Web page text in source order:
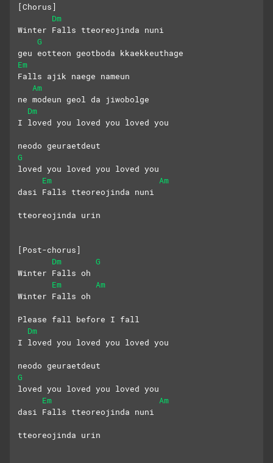
[Chorus]
Dm
Winter Falls tteoreojinda nuni
G
geu eotteon geotboda kkaekkeuthage
Em
Falls ajik naege nameun
Am
ne modeun geol da jiwobolge
Dm
I loved you loved you loved you
neodo geuraetdeut
G
loved you loved you loved you
Em
Am
dasi Falls tteoreojinda nuni
tteoreojinda urin
[Post-chorus]
Dm
G
Winter Falls oh
Em
Am
Winter Falls oh
Please fall before I fall
Dm
I loved you loved you loved you
neodo geuraetdeut
G
loved you loved you loved you
Em
Am
dasi Falls tteoreojinda nuni
tteoreojinda urin